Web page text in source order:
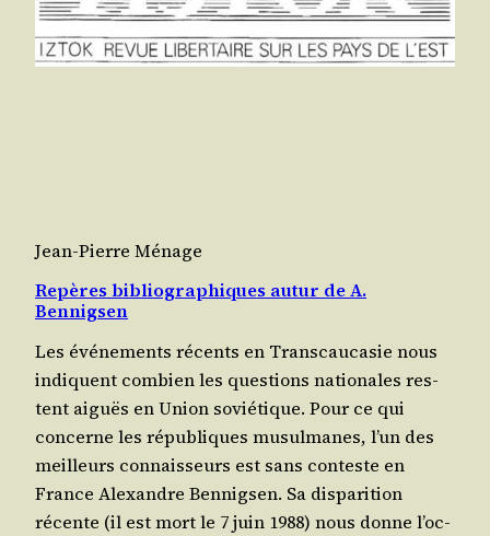
Jean-Pierre Ménage
Repères bibliographiques autur de A.
Bennigsen
Les évé­ne­ments récents en Trans­cau­ca­sie nous
indiquent com­bien les ques­tions natio­nales res­
tent aiguës en Union sovié­tique. Pour ce qui
concerne les répu­bliques musul­manes, l’un des
meilleurs connais­seurs est sans conteste en
France Alexandre Ben­nig­sen. Sa dis­pa­ri­tion
récente (il est mort le 7 juin 1988) nous donne l’oc­